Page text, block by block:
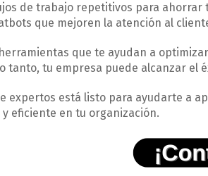
de trabajo repetitivos para
que mejoren la atención al
que te ayudan a
tanto, tu empresa puede alcanzar el
expertos está listo para ayudarte a
eficiente en tu organización.